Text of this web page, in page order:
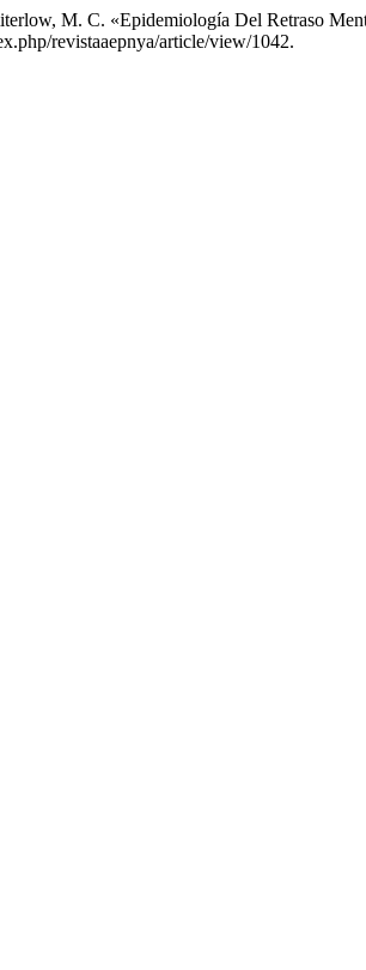
M. C. «Epidemiología Del Retraso
revistaaepnya/article/view/1042.